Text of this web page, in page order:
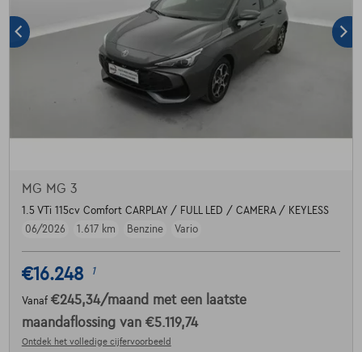
MG MG 3
1.5 VTi 115cv Comfort CARPLAY / FULL LED / CAMERA / KEYLESS
06/2026
1.617 km Benzine Vario
€16.248 1
Vanaf €245,34/maand met een laatste
maandaflossing van €5.119,74
Ontdek het volledige cijfervoorbeeld